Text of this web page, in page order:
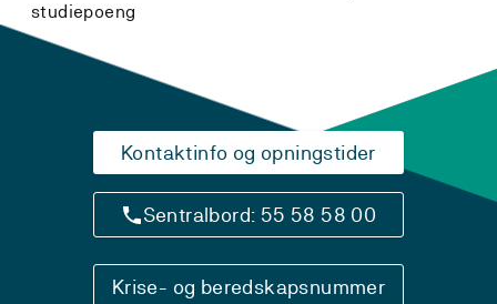
studiepoeng
Kontaktinfo og opningstider
Sentralbord: 55 58 58 00
Krise- og beredskapsnummer